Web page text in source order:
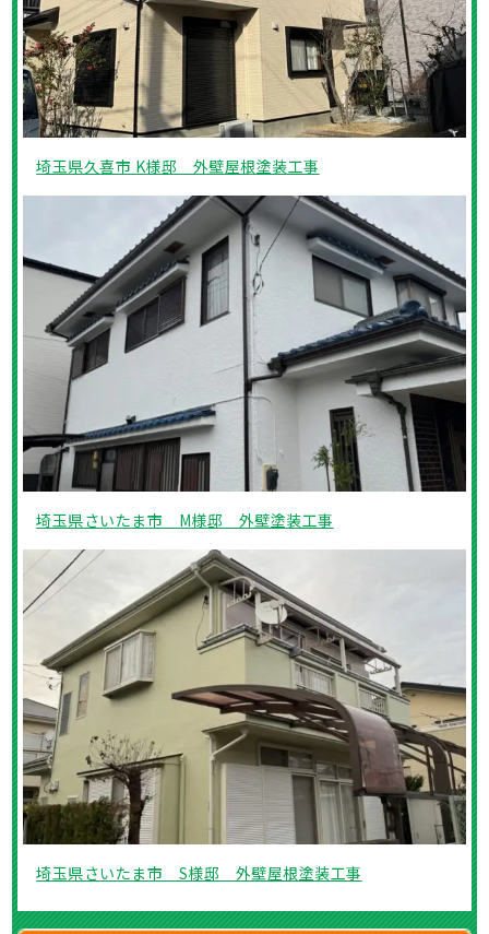
埼玉県久喜市 K様邸 外壁屋根塗装工事
埼玉県さいたま市 M様邸 外壁塗装工事
埼玉県さいたま市 S様邸 外壁屋根塗装工事